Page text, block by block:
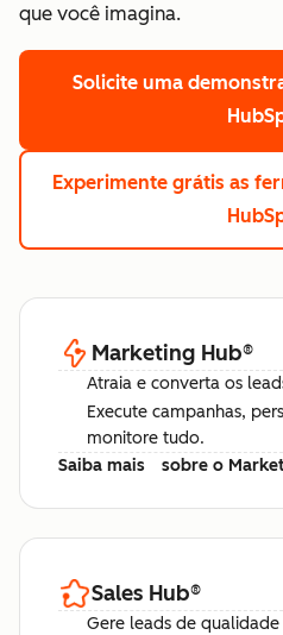
que você imagina.
Solicite uma
Experimente grátis as
Marketing Hub®
Atraia e converta os
Execute campanhas,
monitore tudo.
Saiba mais
sobre o
Sales Hub®
Gere leads de